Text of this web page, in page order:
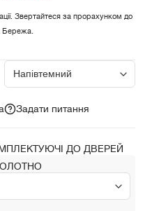
Звертайтеся за прорахунком до
Бережа.
Задати питання
ДО ДВЕРЕЙ